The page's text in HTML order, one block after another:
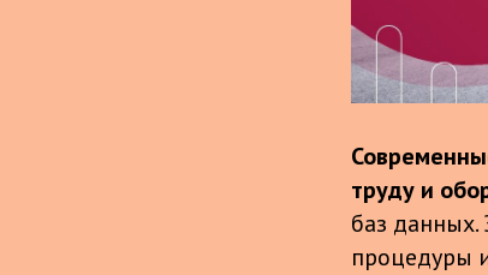
труду и
баз
процедуры